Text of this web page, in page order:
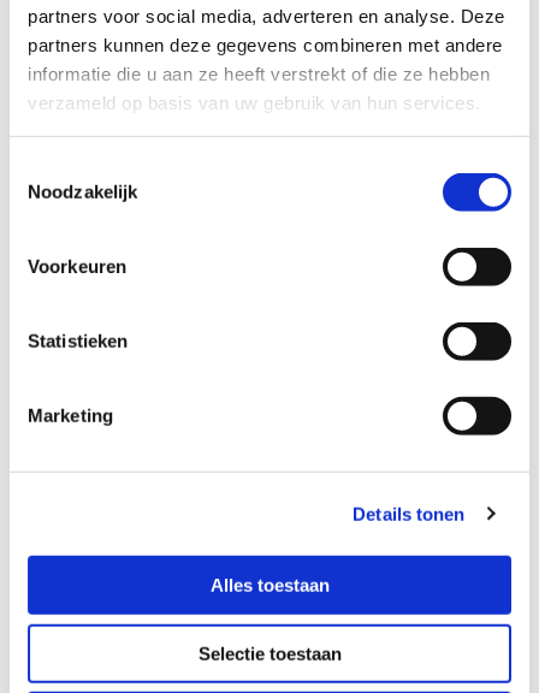
partners voor social media, adverteren en analyse. Deze
partners kunnen deze gegevens combineren met andere
informatie die u aan ze heeft verstrekt of die ze hebben
verzameld op basis van uw gebruik van hun services.
Noodzakelijk
Voorkeuren
Statistieken
Marketing
Details tonen
Alles toestaan
Selectie toestaan